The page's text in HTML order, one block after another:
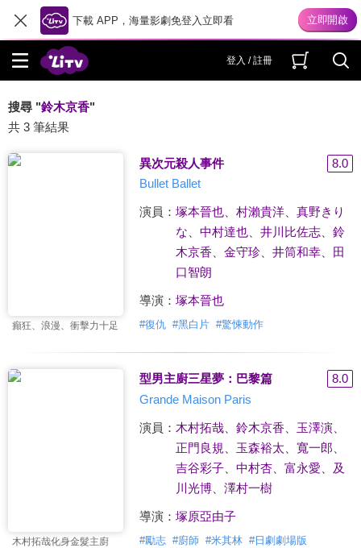
下載 APP，海量影劇免登入立即看
登入 / 註冊
搜尋 "鈴木京香"
共 3 筆結果
癲狂、浪漫、衝擊力十足
異次元殺人事件
8.0
Bullet Ballet
演員： 塚本晉也、 村瀨貴洋、 真野きり
な
中村達也、 井川比佐志、 鈴
木京香
金守珍、 井筒和幸、 田
口智朗
導演： 塚本晉也
#復仇 #黑白片 #驚悚動作
木村拓哉化身金髮主廚
型男主廚三星夢：巴黎篇
8.0
Grande Maison Paris
演員： 木村拓哉、 鈴木京香 玉澤演、
正門良規
玉森裕太 寬一郎
吉谷彩子、 中村杏、 富永愛
及
川光博、 澤村一樹
導演： 塚原亞由子
#勵志 #廚師 #米其林 #日劇劇場版